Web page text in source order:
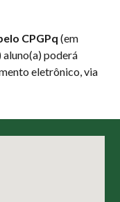
CPGPq (em
aluno(a) poderá
eletrônico, via